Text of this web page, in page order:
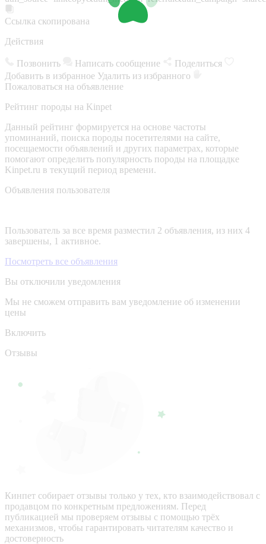
Ссылка скопирована
Действия
Позвонить Написать сообщение
Поделиться
Добавить в избранное Удалить из избранного
Пожаловаться на объявление
Рейтинг породы на Kinpet
Данный рейтинг формируется на основе частоты
упоминаний, поиска породы посетителями на сайте,
посещаемости объявлений и других параметрах, которые
помогают определить популярность породы на площадке
Kinpet.ru в текущий период времени.
Объявления пользователя
Пользователь за все время разместил 2 объявления, из них 4
завершены, 1 активное.
Посмотреть все объявления
Вы отключили уведомления
Мы не сможем отправить вам уведомление об изменении
цены
Включить
Отзывы
Кинпет собирает отзывы только у тех, кто взаимодействовал с
продавцом по конкретным предложениям. Перед
публикацией мы проверяем отзывы с помощью трёх
механизмов, чтобы гарантировать читателям качество и
достоверность